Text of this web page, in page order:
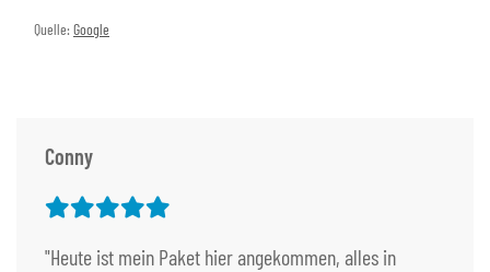
Quelle: Google
Conny
"Heute ist mein Paket hier angekommen, alles in